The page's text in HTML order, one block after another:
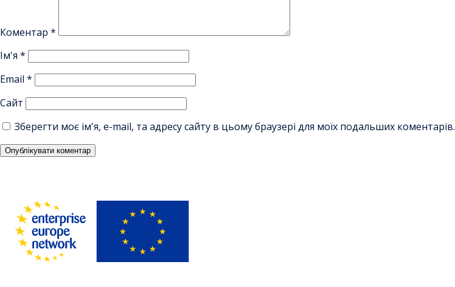
Коментар *
Ім'я *
Email *
Сайт
Зберегти моє ім'я, e-mail, та адресу сайту в цьому браузері для моїх подальших коментарів.